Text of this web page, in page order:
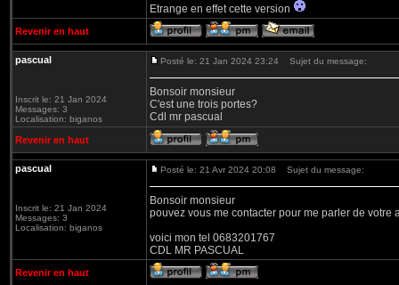
Etrange en effet cette version
Revenir en haut
pascual
Inscrit le: 21 Jan 2024
Messages: 3
Localisation: biganos
Posté le: 21 Jan 2024 23:24 Sujet du message:
Bonsoir monsieur
C'est une trois portes?
Cdl mr pascual
Revenir en haut
pascual
Inscrit le: 21 Jan 2024
Messages: 3
Localisation: biganos
Posté le: 21 Avr 2024 20:08 Sujet du message:
Bonsoir monsieur
pouvez vous me contacter pour me parler de votre
voici mon tel 0683201767
CDL MR PASCUAL
Revenir en haut